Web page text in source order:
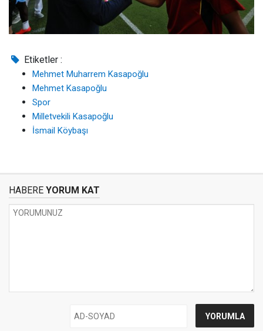
Etiketler :
Mehmet Muharrem Kasapoğlu
Mehmet Kasapoğlu
Spor
Milletvekili Kasapoğlu
İsmail Köybaşı
HABERE YORUM KAT